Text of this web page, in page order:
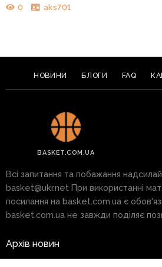
0 aks701
НОВИНИ БЛОГИ FAQ
BASKET.COM.UA
Всі запитання та побажання
basket@ukr.net При використанні
посилання на basket.com.ua є
basket.com.ua не завжди поділяє
Архів новин